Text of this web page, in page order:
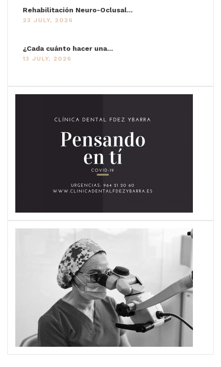
Rehabilitación Neuro-Oclusal...
23 JULY, 2026
¿Cada cuánto hacer una...
13 JULY, 2026